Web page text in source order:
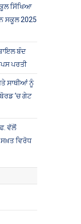
ਸਿੱਖਿਆ
ਸਕੂਲ 2025
ਬੰਦ
ਪਰਤੀ
ਸਾਥੀਆਂ ਨੂੰ
‘ਚ ਗੇਟ
ਵੱਲੋਂ
ਵਿਰੋਧ